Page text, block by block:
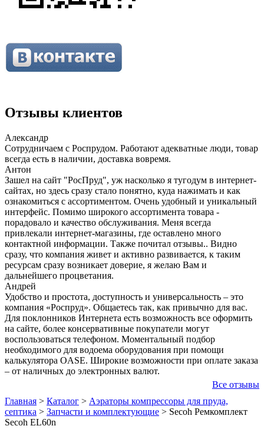
Отзывы клиентов
Александр
Сотрудничаем с Роспрудом. Работают адекватные люди, товар
всегда есть в наличии, доставка вовремя.
Антон
Зашел на сайт "РосПруд", уж насколько я тугодум в интернет-
сайтах, но здесь сразу стало понятно, куда нажимать и как
ознакомиться с ассортиментом. Очень удобный и уникальный
интерфейс. Помимо широкого ассортимента товара -
порадовало и качество обслуживания. Меня всегда
привлекали интернет-магазины, где оставлено много
контактной информации. Также почитал отзывы.. Видно
сразу, что компания живет и активно развивается, к таким
ресурсам сразу возникает доверие, я желаю Вам и
дальнейшего процветания.
Андрей
Удобство и простота, доступность и универсальность – это
компания «Роспруд». Общаетесь так, как привычно для вас.
Для поклонников Интернета есть возможность все оформить
на сайте, более консервативные покупатели могут
воспользоваться телефоном. Моментальный подбор
необходимого для водоема оборудования при помощи
калькулятора OASE. Широкие возможности при оплате заказа
– от наличных до электронных валют.
Все отзывы
Главная > Каталог > Аэраторы компрессоры для пруда,
септика > Запчасти и комплектующие > Secoh Ремкомплект
Secoh EL60n